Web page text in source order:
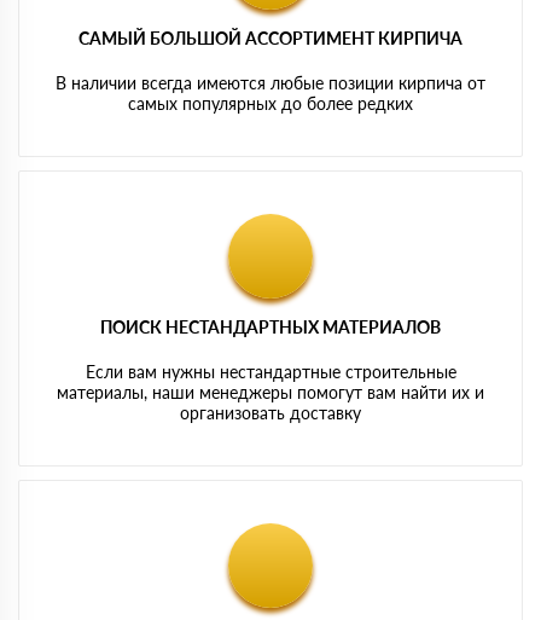
САМЫЙ БОЛЬШОЙ АССОРТИМЕНТ КИРПИЧА
В наличии всегда имеются любые позиции кирпича от
самых популярных до более редких
ПОИСК НЕСТАНДАРТНЫХ МАТЕРИАЛОВ
Если вам нужны нестандартные строительные
материалы, наши менеджеры помогут вам найти их и
организовать доставку